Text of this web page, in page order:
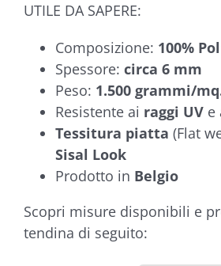
UTILE DA SAPERE:
Composizione: 100%
Spessore: circa 6 mm
Peso: 1.500 grammi/
Resistente ai raggi UV e
Tessitura piatta (Flat
Sisal Look
Prodotto in Belgio
Scopri misure disponibili e
tendina di seguito: